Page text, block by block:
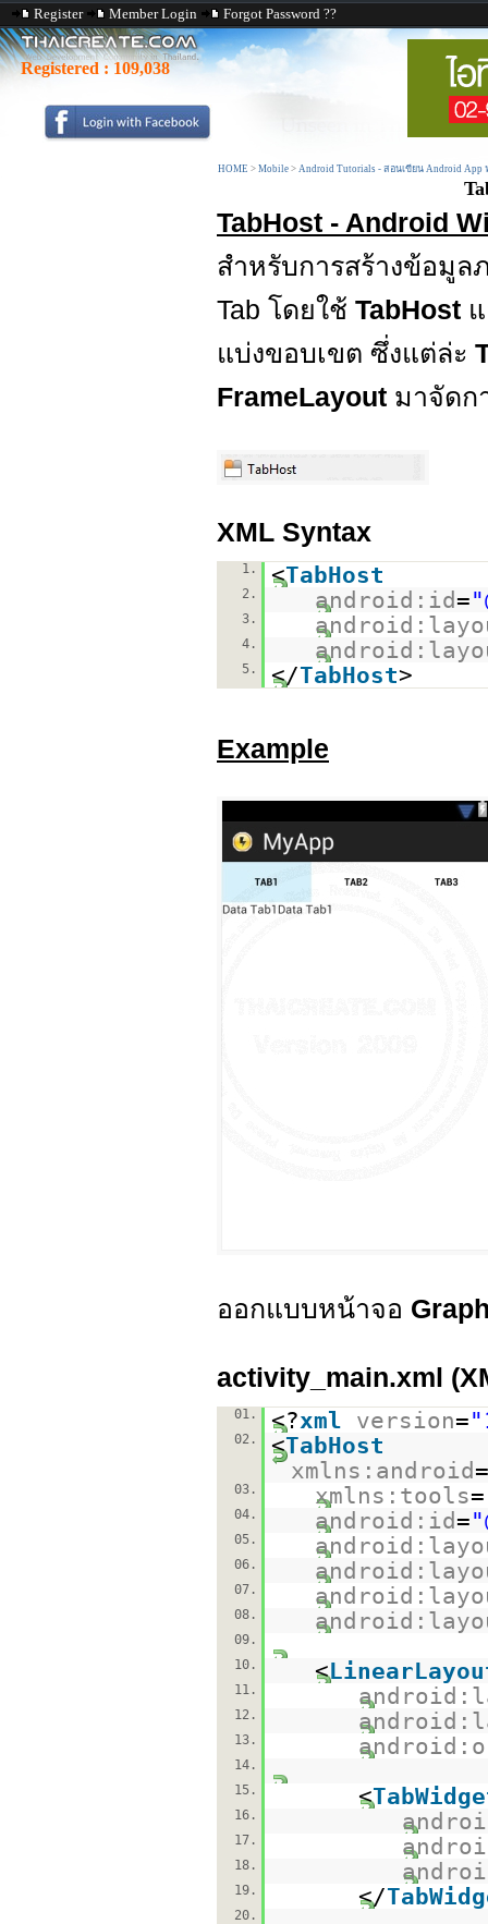
Register Member Login Forgot Password ??
Registered : 109,038
HOME > Mobile > Android Tutorials - สอนเขียน Android App
TabHost - Android
สำหรับการสร้างข้อมู
Tab โดยใช้ TabHost
แบ่งขอบเขต ซึ่งแต่ล่ะ
FrameLayout มาจัดก
XML Syntax
1. <TabHost
2. android:id=
3.
4.
5. </TabHost>
Example
ออกแบบหน้าจอ
activity_main.xml
01. <?xml version=
02. <TabHost
xmlns:android=
03. xmlns:tools=
04. android:id=
05.
06.
07.
08.
09.
10.
<
11.
12.
13.
14.
15.
<
16.
17.
18.
19. </
20.